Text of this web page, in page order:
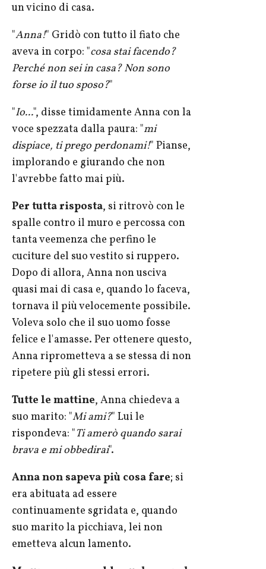
un vicino di casa.
"Anna!" Gridò con tutto il fiato che
aveva in corpo: "cosa stai facendo?
Perché non sei in casa? Non sono
forse io il tuo sposo?"
"Io...", disse timidamente Anna con la
voce spezzata dalla paura: "mi
dispiace, ti prego perdonami!" Pianse,
implorando e giurando che non
l'avrebbe fatto mai più.
Per tutta risposta, si ritrovò con le
spalle contro il muro e percossa con
tanta veemenza che perfino le
cuciture del suo vestito si ruppero.
Dopo di allora, Anna non usciva
quasi mai di casa e, quando lo faceva,
tornava il più velocemente possibile.
Voleva solo che il suo uomo fosse
felice e l'amasse. Per ottenere questo,
Anna riprometteva a se stessa di non
ripetere più gli stessi errori.
Tutte le mattine, Anna chiedeva a
suo marito: "Mi ami?" Lui le
rispondeva: "Ti amerò quando sarai
brava e mi obbedirai".
Anna non sapeva più cosa fare; si
era abituata ad essere
continuamente sgridata e, quando
suo marito la picchiava, lei non
emetteva alcun lamento.